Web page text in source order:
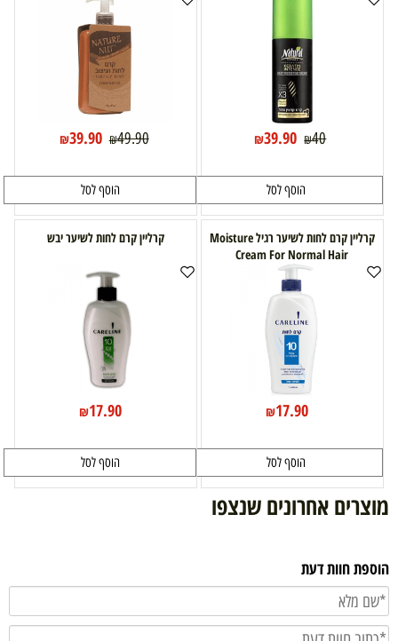
₪40
₪39.90
הוסף לסל
₪49.90
₪39.90
הוסף לסל
קרליין קרם לחות לשיער רגיל Moisture
Cream For Normal Hair
₪17.90
הוסף לסל
קרליין קרם לחות לשיער יבש
₪17.90
הוסף לסל
מוצרים אחרונים שנצפו
הוספת חוות דעת